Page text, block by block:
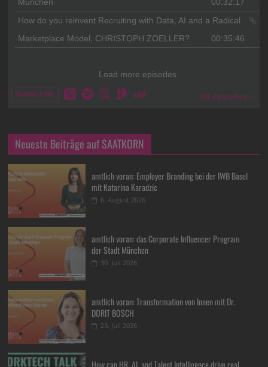
Neueste Beiträge auf SAATKORN
amtlich voran: Employer Branding bei der IWB Basel
mit Katarina Karadzic
6. August 2026
amtlich voran: das Corporate Influencer Program
der Stadt München
30. Juli 2026
amtlich voran: Transformation von Innen mit Dr.
DORIT BOSCH
23. Juli 2026
How can HR, AI, and Talent Intelligence drive real